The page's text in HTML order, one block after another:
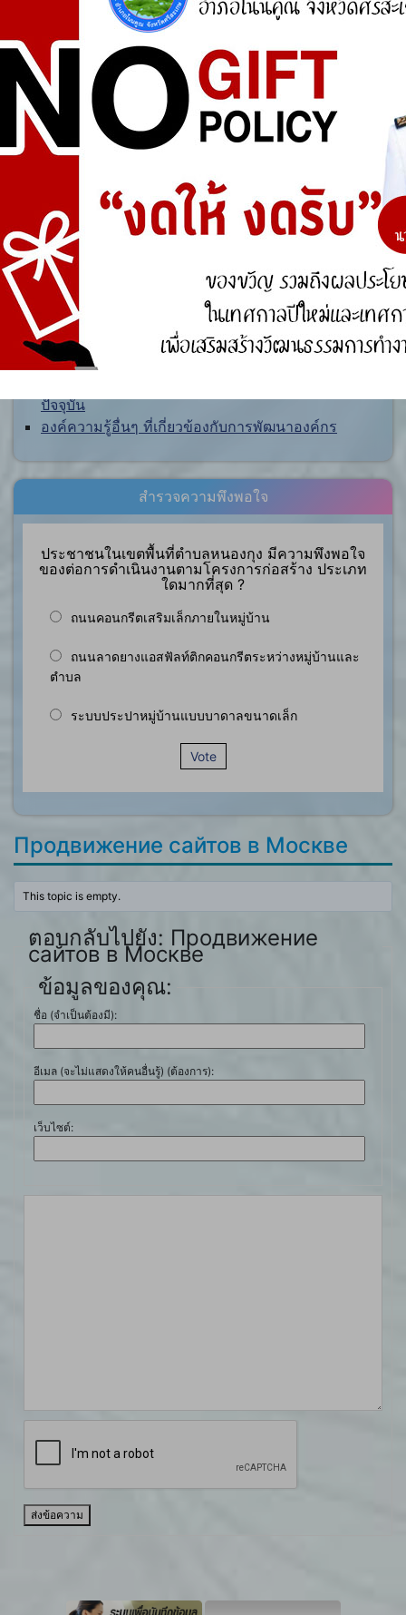
ศูนย์ร้องเรียน
สำนักงานคณะกรรมการป้องกันและปราบปรามการ
สำนักงานคณะกรรมการป้องกันและปราบปรามการ
ทุจริตในภาครัฐ
การจัดการความรู้ (KM)
องค์ความรู้ที่สนับสนุน วิสัยทัศน์ พันธกิจ ยุทธศาสตร์
ขององค์กร
องค์ความรู้จากประสบการณ์ที่องค์กรได้สั่งสมมา
ปัจจุบัน
องค์ความรู้อื่นๆ ที่เกี่ยวข้องกับการพัฒนาองค์กร
สำรวจความพึงพอใจ
ประชาชนในเขตพื้นที่ตำบลหนองกุง มีความพึงพอใจ
ของต่อการดำเนินงานตามโครงการก่อสร้าง ประเภท
ใดมากที่สุด ?
ถนนคอนกรีตเสริมเล็กภายในหมู่บ้าน
ถนนลาดยางแอสฟัลท์ติกคอนกรีตระหว่างหมู่บ้านและ
ตำบล
ระบบประปาหมู่บ้านแบบบาดาลขนาดเล็ก
Vote
Продвижение сайтов в Москве
This topic is empty.
ตอบกลับไปยัง: Продвижение
сайтов в Москве
ข้อมูลของคุณ:
ชื่อ (จำเป็นต้องมี):
อีเมล (จะไม่แสดงให้คนอื่นรู้) (ต้องการ):
เว็บไซต์:
ส่งข้อความ